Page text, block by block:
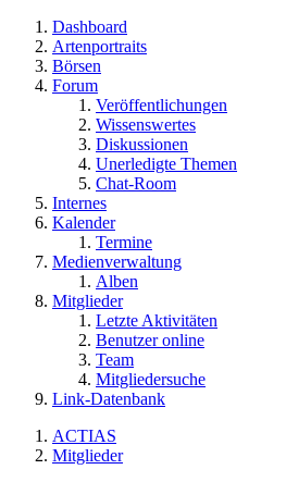
Dashboard
Artenportraits
Börsen
Forum
Veröffentlichungen
Wissenswertes
Diskussionen
Unerledigte Themen
Chat-Room
Internes
Kalender
Termine
Medienverwaltung
Alben
Mitglieder
Letzte Aktivitäten
Benutzer online
Team
Mitgliedersuche
Link-Datenbank
ACTIAS
Mitglieder